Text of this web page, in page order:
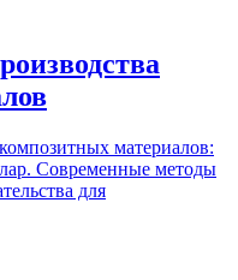
материалов:
Современные методы
для